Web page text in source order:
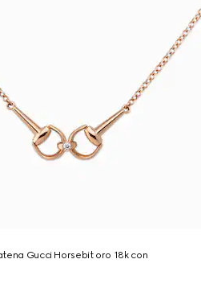
Gucci Horsebit oro 18k con